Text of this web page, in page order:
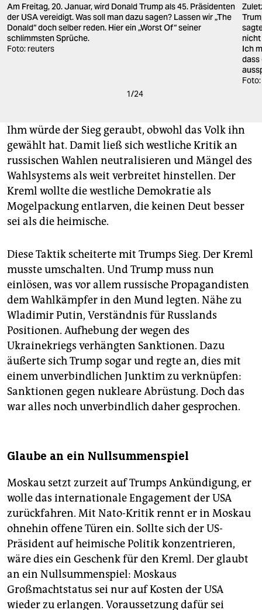
Am Freitag, 20. Januar, wird Donald Trump als 45. Präsidenten
der USA vereidigt. Was soll man dazu sagen? Lassen wir „The
Donald“ doch selber reden. Hier ein „Worst Of“ seiner
schlimmsten Sprüche.
Foto: reuters
nicht
Ich
dass
1/24
Ihm würde der Sieg geraubt, obwohl das Volk ihn
gewählt hat. Damit ließ sich westliche Kritik an
russischen Wahlen neutralisieren und Mängel des
Wahlsystems als weit verbreitet hinstellen. Der
Kreml wollte die westliche Demokratie als
Mogelpackung entlarven, die keinen Deut besser
sei als die heimische.
Diese Taktik scheiterte mit Trumps Sieg. Der Kreml
musste umschalten. Und Trump muss nun
einlösen, was vor allem russische Propagandisten
dem Wahlkämpfer in den Mund legten. Nähe zu
Wladimir Putin, Verständnis für Russlands
Positionen. Aufhebung der wegen des
Ukrainekriegs verhängten Sanktionen. Dazu
äußerte sich Trump sogar und regte an, dies mit
einem unverbindlichen Junktim zu verknüpfen:
Sanktionen gegen nukleare Abrüstung. Doch das
war alles noch unverbindlich daher gesprochen.
Glaube an ein Nullsummenspiel
Moskau setzt zurzeit auf Trumps Ankündigung, er
wolle das internationale Engagement der USA
zurückfahren. Mit Nato-Kritik rennt er in Moskau
ohnehin offene Türen ein. Sollte sich der US-
Präsident auf heimische Politik konzentrieren,
wäre dies ein Geschenk für den Kreml. Der glaubt
an ein Nullsummenspiel: Moskaus
Großmachtstatus sei nur auf Kosten der USA
wieder zu erlangen. Voraussetzung dafür sei